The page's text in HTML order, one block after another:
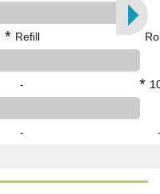
* Refill
- *
-